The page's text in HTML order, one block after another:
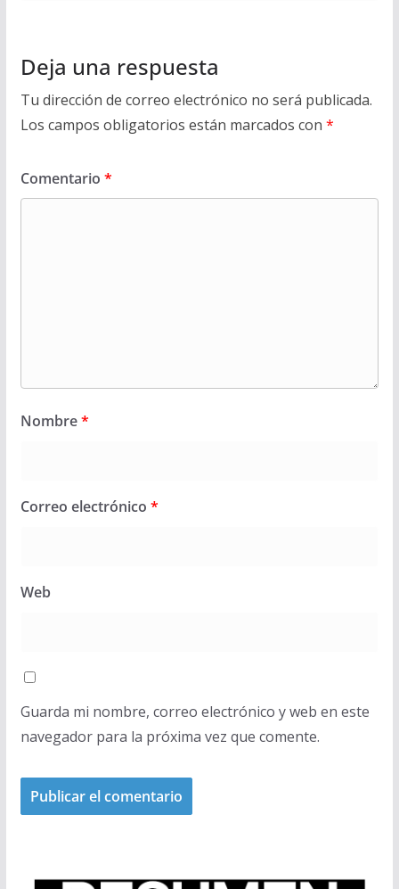
Deja una respuesta
Tu dirección de correo electrónico no será publicada.
Los campos obligatorios están marcados con *
Comentario *
Nombre*
Correo electrónico *
Web
Guarda mi nombre, correo electrónico y web en este
navegador para la próxima vez que comente.